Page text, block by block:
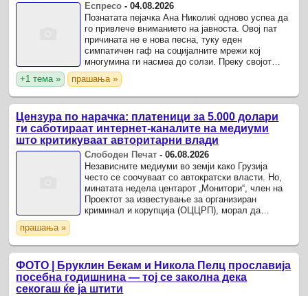
Еспресо -04.08.2026
Познатата пејачка Ана Николиќ одново успеа да
го привлече вниманието на јавноста. Овој пат
причината не е нова песна, туку еден
симпатичен гаф на социјалните мрежи кој
многумина ги насмеа до солзи. Преку својот
профил на Инстаграм, пејачката упати честитка
до Анастасија ...
+1 тема » прашања »
Цензура по нарачка: платеници за 5.000 долари
ги саботираат интернет-каналите на медиуми
што критикуваат авторитарни влади
Слободен Печат -06.08.2026
Независните медиуми во земји како Грузија
често се соочуваат со автократски власти. Но,
минатата недела центарот „Монитори“, член на
Проектот за известување за организиран
криминал и корупција (ОЦЦРП), морал да
прашања »
ФОТО | Бруклин Бекам и Никола Пелц прославија
посебна годишнина — тој се заколна дека
секогаш ќе ја штити